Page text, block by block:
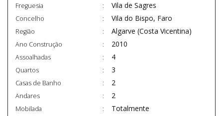
Freguesia Vila de Sagres
Concelho Vila do Bispo, Faro
Região Algarve (Costa Vicentina)
Ano Construção 2010
Assoalhadas 4
Quartos 3
Casas de Banho 2
Andares 2
Mobilada Totalmente